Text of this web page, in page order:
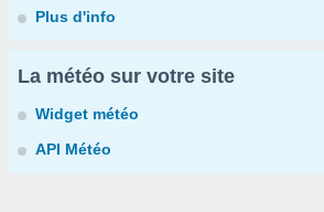
Plus d'info
La météo sur votre site
Widget météo
API Météo